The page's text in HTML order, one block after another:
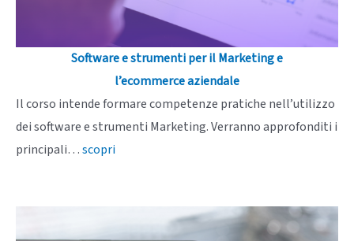
Software e strumenti per il Marketing e
l’ecommerce aziendale
Il corso intende formare competenze pratiche nell’utilizzo
dei software e strumenti Marketing. Verranno approfonditi i
principali…scopri